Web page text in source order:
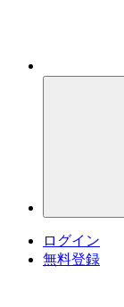
ログイン
無料登録